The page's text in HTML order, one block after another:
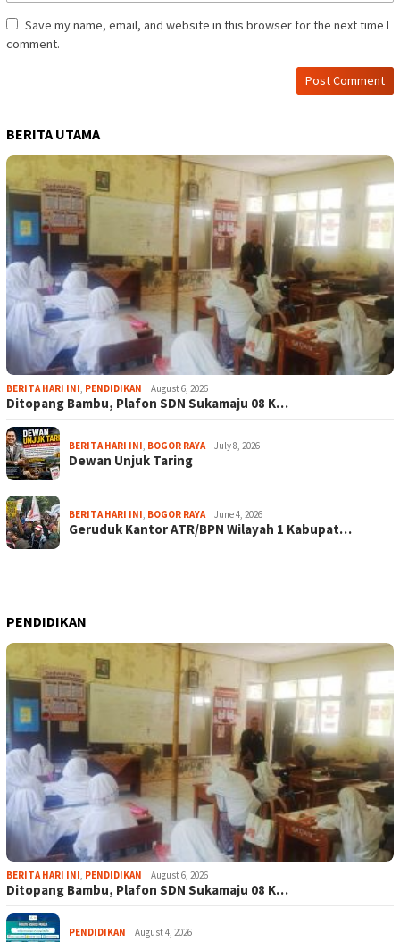
Save my name, email, and website in this browser for the next time I
comment.
BERITA UTAMA
BERITA HARI INI PENDIDIKAN August 6, 2026
Ditopang Bambu, Plafon SDN Sukamaju 08 K…
BERITA HARI INI BOGOR RAYA July 8, 2026
Dewan Unjuk Taring
BERITA HARI INI BOGOR RAYA June 4, 2026
Geruduk Kantor ATR/BPN Wilayah 1 Kabupat…
PENDIDIKAN
BERITA HARI INI, PENDIDIKAN August 6, 2026
Ditopang Bambu, Plafon SDN Sukamaju 08 K…
PENDIDIKAN August 4, 2026